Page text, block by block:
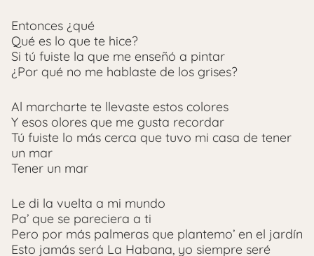
Entonces ¿qué
Qué es lo que te hice?
Si tú fuiste la que me enseñó a pintar
¿Por qué no me hablaste de los grises?
Al marcharte te llevaste estos colores
Y esos olores que me gusta recordar
Tú fuiste lo más cerca que tuvo mi casa de tener
un mar
Tener un mar
Le di la vuelta a mi mundo
Pa’ que se pareciera a ti
Pero por más palmeras que plantemo’ en el jardín
Esto jamás será La Habana, yo siempre seré